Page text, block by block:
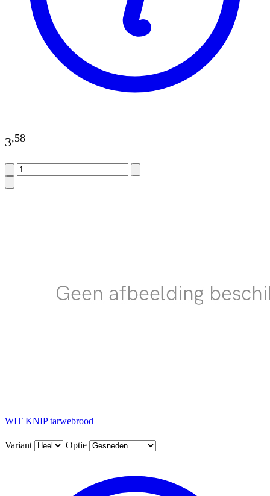
3,58
WIT KNIP tarwebrood
Variant Optie